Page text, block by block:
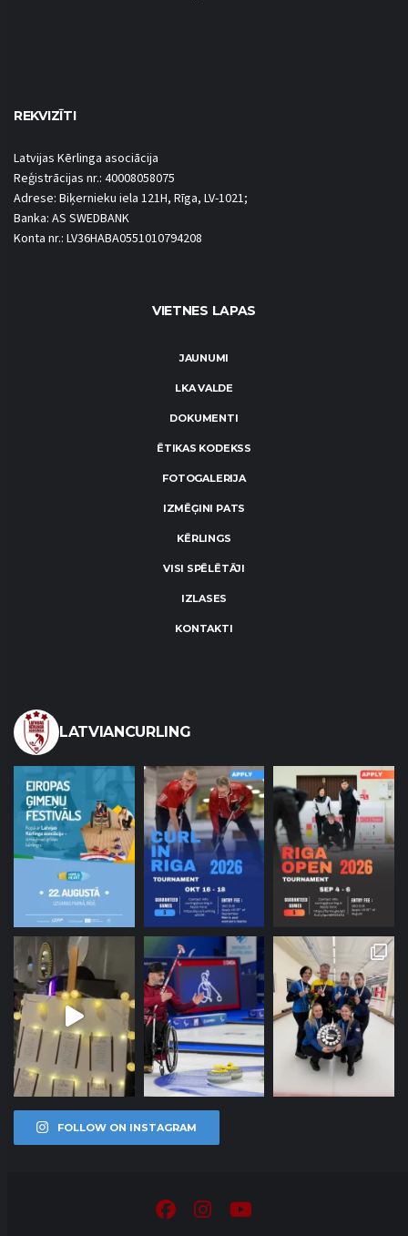
REKVIZĪTI
Latvijas Kērlinga asociācija
Reģistrācijas nr.: 40008058075
Adrese: Biķernieku iela 121H, Rīga, LV-1021;
Banka: AS SWEDBANK
Konta nr.: LV36HABA0551010794208
VIETNES LAPAS
JAUNUMI
LKA VALDE
DOKUMENTI
ĒTIKAS KODEKSS
FOTOGALERIJA
IZMĒĢINI PATS
KĒRLINGS
VISI SPĒLĒTĀJI
IZLASES
KONTAKTI
LATVIANCURLING
FOLLOW ON INSTAGRAM